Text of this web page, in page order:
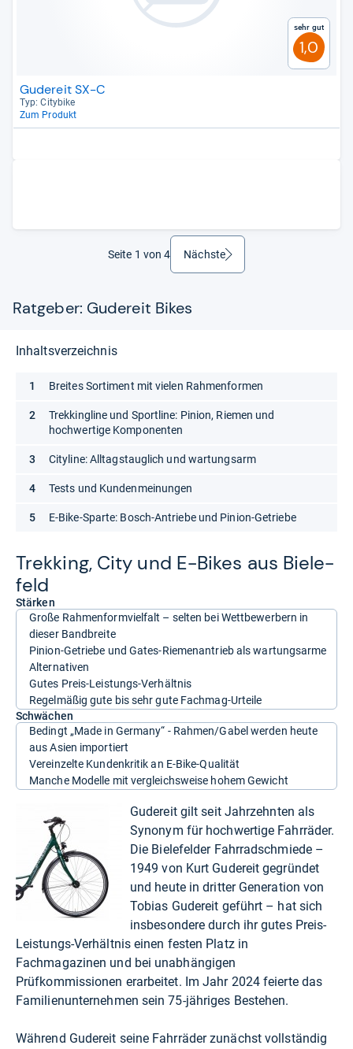
Sehr gut
1,0
Gudereit SX-C
Typ: City­bike
Zum Produkt
Seite 1 von 4 Nächsteweiter
Ratgeber: Gudereit Bikes
Trek­king, City und E-​Bikes aus Bie­le­
feld
Stärken
Große Rahmenformvielfalt – selten bei Wettbewerbern in
dieser Bandbreite
Pinion-Getriebe und Gates-Riemenantrieb als wartungsarme
Alternativen
Gutes Preis-Leistungs-Verhältnis
Regelmäßig gute bis sehr gute Fachmag-Urteile
Schwächen
Bedingt „Made in Germany“ - Rahmen/Gabel werden heute
aus Asien importiert
Vereinzelte Kundenkritik an E-Bike-Qualität
Manche Modelle mit vergleichsweise hohem Gewicht
Gudereit gilt seit Jahrzehnten als
Synonym für hochwertige Fahrräder.
Die Bielefelder Fahrradschmiede –
1949 von Kurt Gudereit gegründet
und heute in dritter Generation von
Tobias Gudereit geführt – hat sich
insbesondere durch ihr gutes Preis-
Leistungs-Verhältnis einen festen Platz in
Fachmagazinen und bei unabhängigen
Prüfkommissionen erarbeitet. Im Jahr 2024 feierte das
Familienunternehmen sein 75-jähriges Bestehen.
Während Gudereit seine Fahrräder zunächst vollständig
Inhaltsverzeichnis
Breites Sortiment mit vielen Rahmenformen
Trekkingline und Sportline: Pinion, Riemen und
hochwertige Komponenten
Cityline: Alltagstauglich und wartungsarm
Tests und Kundenmeinungen
E-Bike-Sparte: Bosch-Antriebe und Pinion-Getriebe